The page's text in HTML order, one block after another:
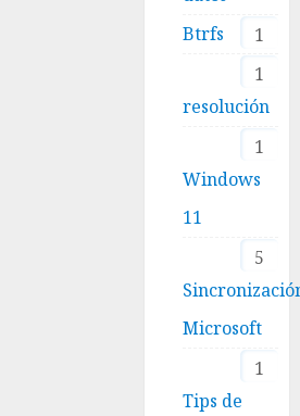
1
Btrfs
1
resolución
1
Windows
11
5
Microsoft
1
Tips de